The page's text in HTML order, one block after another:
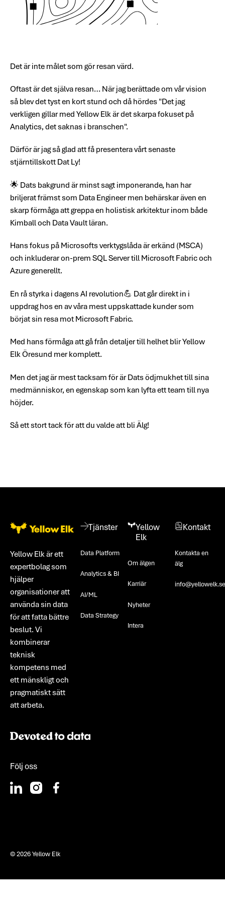
Det är inte målet som gör resan värd.
Oftast är det själva resan… När jag berättade om vår vision
så blev det tyst en kort stund och då hördes "Det jag
verkligen gillar med Yellow Elk är det skarpa fokuset på
Analytics, det saknas i branschen".
Därför är jag så glad att få presentera vårt senaste
stjärntillskott Dat Ly!
🌟 Dats bakgrund är minst sagt imponerande, han har
briljerat främst som Data Engineer men behärskar även en
skarp förmåga att greppa en holistisk arkitektur inom både
Kimball och Data Vault läran.
Hans fokus på Microsofts verktygslåda är erkänd (MSCA)
och inkluderar on-prem SQL Server till Microsoft Fabric och
Azure generellt.
En rå styrka i dagens AI revolution💪 Dat går direkt in i
uppdrag hos en av våra mest uppskattade kunder som
börjat sin resa mot Microsoft Fabric.
Med hans förmåga att gå från detaljer till helhet blir Yellow
Elk Öresund mer komplett.
Men det jag är mest tacksam för är Dats ödjmukhet till sina
medmänniskor, en egenskap som kan lyfta ett team till nya
höjder.
Så ett stort tack för att du valde att bli Älg!
Footer
Yellow Elk är ett
expertbolag som
hjälper
organisationer att
använda sin data
för att fatta bättre
beslut. Vi
kombinerar
teknisk
kompetens med
ett mänskligt och
pragmatiskt sätt
att arbeta.
Följ oss
Tjänster
Data Platform
Analytics & BI
AI/ML
Data Strategy
Yellow
Elk
Om älgen
Karriär
Nyheter
Intera
Kontakt
Kontakta en
älg
info@yellowelk.se
©2026Yellow Elk